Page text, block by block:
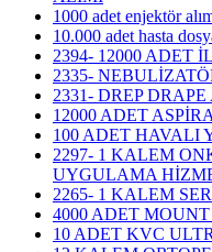
1000 adet enjektör
10.000 adet hasta
2394- 12000 ADET
2335-
2331- DREP
12000 ADET
100 ADET HAVALI
2297- 1 KALEM
UYGULAMA
2265- 1 KALEM
4000 ADET
10 ADET KVC